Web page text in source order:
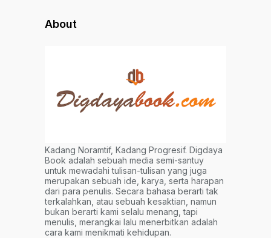
About
Kadang Noramtif, Kadang Progresif. Digdaya
Book adalah sebuah media semi-santuy
untuk mewadahi tulisan-tulisan yang juga
merupakan sebuah ide, karya, serta harapan
dari para penulis. Secara bahasa berarti tak
terkalahkan, atau sebuah kesaktian, namun
bukan berarti kami selalu menang, tapi
menulis, merangkai lalu menerbitkan adalah
cara kami menikmati kehidupan.